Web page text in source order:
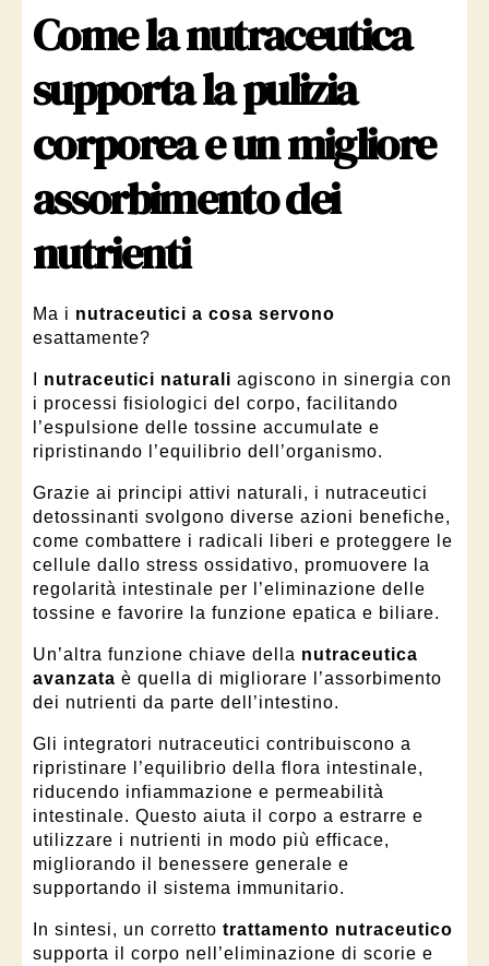
Come la nutraceutica
supporta la pulizia
corporea e un migliore
assorbimento dei
nutrienti
Ma i nutraceutici a cosa servono
esattamente?
nutraceutici naturali agiscono in sinergia con
i processi fisiologici del corpo, facilitando
l’espulsione delle tossine accumulate e
ripristinando l’equilibrio dell’organismo.
Grazie ai principi attivi naturali, i nutraceutici
detossinanti svolgono diverse azioni benefiche,
come combattere i radicali liberi e proteggere le
cellule dallo stress ossidativo, promuovere la
regolarità intestinale per l’eliminazione delle
tossine e favorire la funzione epatica e biliare.
Un’altra funzione chiave della nutraceutica
avanzata è quella di migliorare l’assorbimento
dei nutrienti da parte dell’intestino.
Gli integratori nutraceutici contribuiscono a
ripristinare l’equilibrio della flora intestinale,
riducendo infiammazione e permeabilità
intestinale. Questo aiuta il corpo a estrarre e
utilizzare i nutrienti in modo più efficace,
migliorando il benessere generale e
supportando il sistema immunitario.
In sintesi, un corretto trattamento nutraceutico
supporta il corpo nell’eliminazione di scorie e